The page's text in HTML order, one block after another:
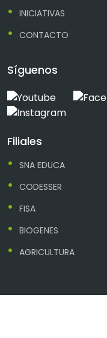
INICIATIVAS
CONTACTO
Síguenos
Filiales
SNA EDUCA
CODESSER
FISA
BIOGENES
AGRICULTURA